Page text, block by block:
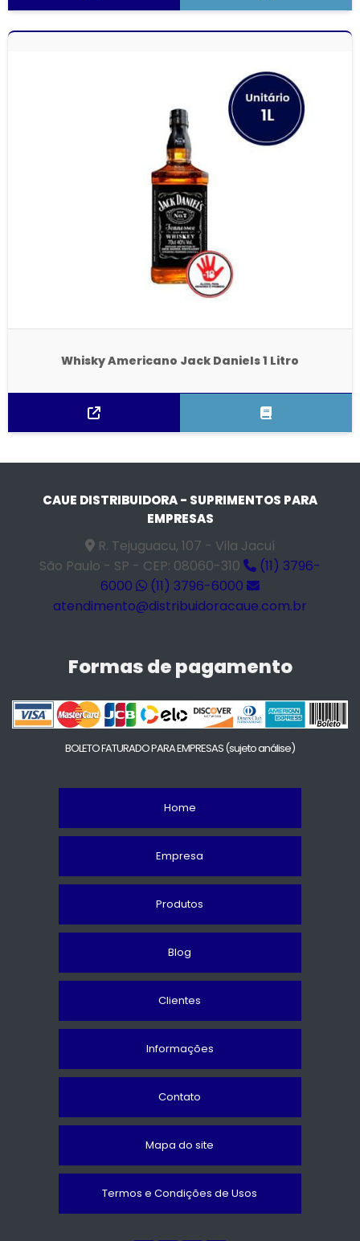
Whisky Americano Jack Daniels 1 Litro
CAUE DISTRIBUIDORA - SUPRIMENTOS PARA
EMPRESAS
R. Tejuguacu, 107 - Vila Jacuí
São Paulo - SP - CEP: 08060-310
(11) 3796-
6000
(11) 3796-6000
atendimento@distribuidoracaue.com.br
Formas de pagamento
BOLETO FATURADO PARA EMPRESAS(sujeto análise)
Home
Empresa
Produtos
Blog
Clientes
Informações
Contato
Mapa do site
Termos e Condições de Usos